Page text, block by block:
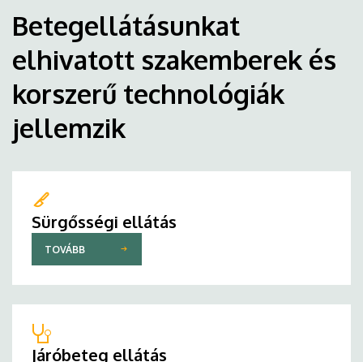
Betegellátásunkat
elhivatott szakemberek és
korszerű technológiák
jellemzik
Sürgősségi ellátás
TOVÁBB
Járóbeteg ellátás